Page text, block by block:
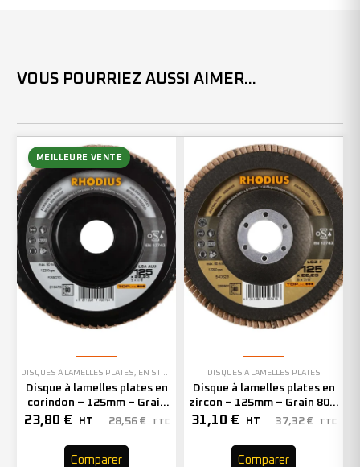
VOUS POURRIEZ AUSSI AIMER...
MEILLEURE VENTE
DISQUES À LAMELLES PLATES EN STOCK
Disque à lamelles plates en
corindon – 125mm – Grain
60 – 210476 (x10)
23,80 € HT 28,56 € TTC
Comparer
DISQUES À LAMELLES PLATES
Disque à lamelles plates en
zircon – 125mm – Grain 80 –
205501 (x10)
31,10 € HT 37,32 € TTC
Comparer